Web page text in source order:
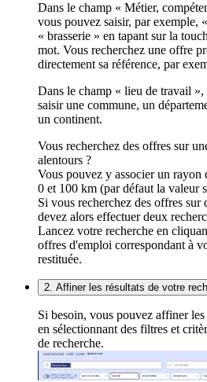
Dans le champ « Métier,
vous pouvez saisir, par exemple,
« brasserie » en tapant sur la
mot. Vous recherchez une offre
directement sa référence, par
Dans le champ « lieu de travail
saisir une commune, un
un continent.
Vous recherchez des offres sur
alentours ?
Vous pouvez y associer un rayon
0 et 100 km (par défaut la valeur
Si vous recherchez des offres sur
devez alors effectuer deux
Lancez votre recherche en
offres d'emploi correspondant à
restituée.
2. Affiner les résultats de votre
Si besoin, vous pouvez affiner
en sélectionnant des filtres et
de recherche.